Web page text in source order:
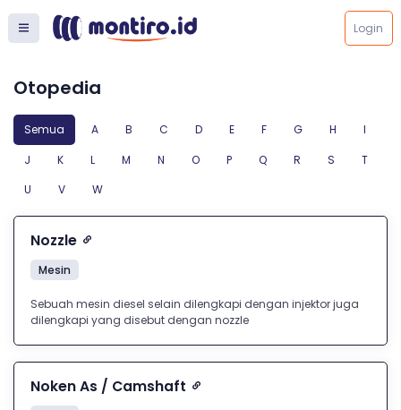
Login
Otopedia
Semua A B C D E F G H
I
J
K L M N O P Q R S
T
U
V W
Nozzle
Mesin
Sebuah mesin diesel selain dilengkapi dengan injektor juga
dilengkapi yang disebut dengan nozzle
Noken As / Camshaft